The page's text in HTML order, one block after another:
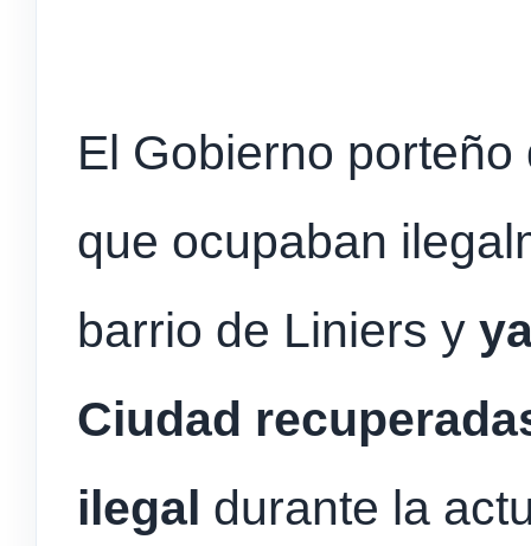
El Gobierno
que ocupaban
barrio de Liniers y
Ciudad
ilegal durante la